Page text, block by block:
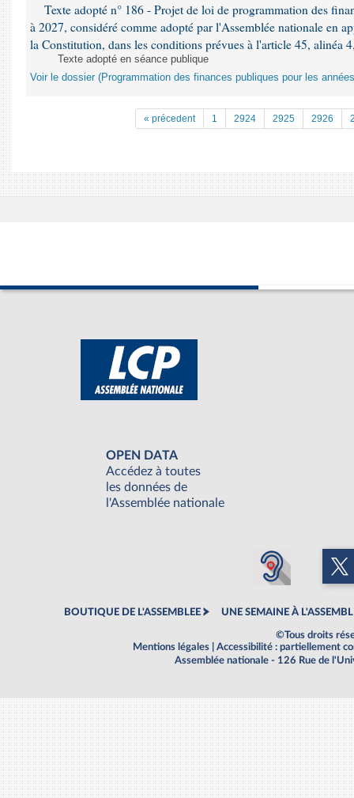
Texte adopté n° 186 - Projet de loi de programmation des
à 2027, considéré comme adopté par l'Assemblée nationale en
la Constitution, dans les conditions prévues à l'article 45, alinéa
Texte adopté en séance publique
Voir le dossier (Programmation des finances publiques pour les
« précedent 1 2924 2925 2926
OPEN DATA
Accédez à toutes
les données de
l'Assemblée nationale
BOUTIQUE DE L'ASSEMBLEE UNE SEMAINE À
©Tous droits
Mentions légales
Accessibilité : partiellement
Assemblée nationale - 126 Rue de